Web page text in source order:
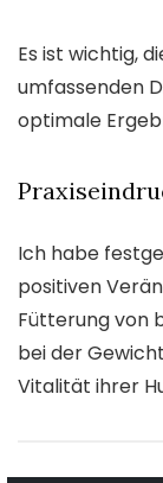
Es ist wichtig,
umfassenden
optimale
Ich habe
positiven
Fütterung von
bei der
Vitalität ihrer